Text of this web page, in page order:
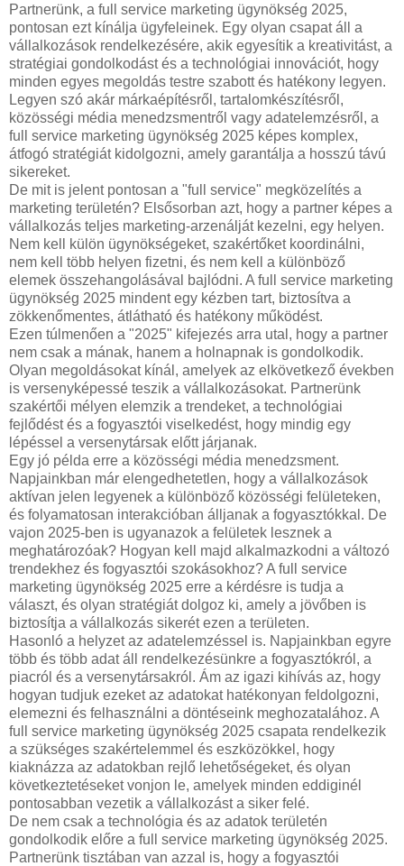
Partnerünk, a full service marketing ügynökség 2025,
pontosan ezt kínálja ügyfeleinek. Egy olyan csapat áll a
vállalkozások rendelkezésére, akik egyesítik a kreativitást, a
stratégiai gondolkodást és a technológiai innovációt, hogy
minden egyes megoldás testre szabott és hatékony legyen.
Legyen szó akár márkaépítésről, tartalomkészítésről,
közösségi média menedzsmentről vagy adatelemzésről, a
full service marketing ügynökség 2025 képes komplex,
átfogó stratégiát kidolgozni, amely garantálja a hosszú távú
sikereket.
De mit is jelent pontosan a "full service" megközelítés a
marketing területén? Elsősorban azt, hogy a partner képes a
vállalkozás teljes marketing-arzenálját kezelni, egy helyen.
Nem kell külön ügynökségeket, szakértőket koordinálni,
nem kell több helyen fizetni, és nem kell a különböző
elemek összehangolásával bajlódni. A full service marketing
ügynökség 2025 mindent egy kézben tart, biztosítva a
zökkenőmentes, átlátható és hatékony működést.
Ezen túlmenően a "2025" kifejezés arra utal, hogy a partner
nem csak a mának, hanem a holnapnak is gondolkodik.
Olyan megoldásokat kínál, amelyek az elkövetkező években
is versenyképessé teszik a vállalkozásokat. Partnerünk
szakértői mélyen elemzik a trendeket, a technológiai
fejlődést és a fogyasztói viselkedést, hogy mindig egy
lépéssel a versenytársak előtt járjanak.
Egy jó példa erre a közösségi média menedzsment.
Napjainkban már elengedhetetlen, hogy a vállalkozások
aktívan jelen legyenek a különböző közösségi felületeken,
és folyamatosan interakcióban álljanak a fogyasztókkal. De
vajon 2025-ben is ugyanazok a felületek lesznek a
meghatározóak? Hogyan kell majd alkalmazkodni a változó
trendekhez és fogyasztói szokásokhoz? A full service
marketing ügynökség 2025 erre a kérdésre is tudja a
választ, és olyan stratégiát dolgoz ki, amely a jövőben is
biztosítja a vállalkozás sikerét ezen a területen.
Hasonló a helyzet az adatelemzéssel is. Napjainkban egyre
több és több adat áll rendelkezésünkre a fogyasztókról, a
piacról és a versenytársakról. Ám az igazi kihívás az, hogy
hogyan tudjuk ezeket az adatokat hatékonyan feldolgozni,
elemezni és felhasználni a döntéseink meghozatalához. A
full service marketing ügynökség 2025 csapata rendelkezik
a szükséges szakértelemmel és eszközökkel, hogy
kiaknázza az adatokban rejlő lehetőségeket, és olyan
következtetéseket vonjon le, amelyek minden eddiginél
pontosabban vezetik a vállalkozást a siker felé.
De nem csak a technológia és az adatok területén
gondolkodik előre a full service marketing ügynökség 2025.
Partnerünk tisztában van azzal is, hogy a fogyasztói